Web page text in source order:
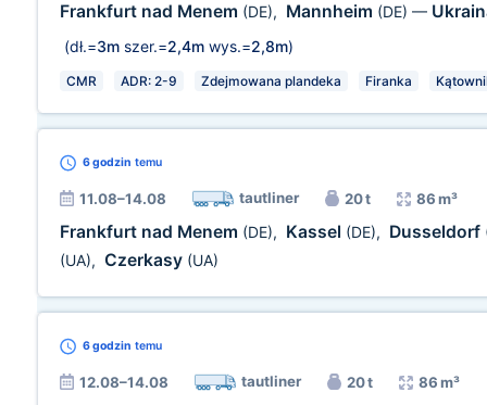
Frankfurt nad Menem (DE), Mannheim (DE) —
(dł.=3m szer.=2,4m wys.=2,8m)
CMR ADR: 2-9 Zdejmowana plandeka Firanka
6 godzin temu
11.08–14.08 tautliner 20 t 86 m³
Frankfurt nad Menem (DE), Kassel (DE), Dusseldorf
(UA), Czerkasy (UA)
6 godzin temu
12.08–14.08 tautliner 20 t 86 m³